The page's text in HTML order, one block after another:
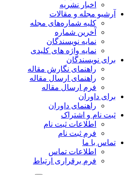
اخبار نشریه
آرشیو مجله و مقالات
کلیه شماره‌های مجله
آخرین شماره
نمایه نویسندگان
نمایه واژه های کلیدی
برای نویسندگان
راهنمای نگارش مقاله
راهنمای ارسال مقاله
فرم ارسال مقاله
برای داوران
راهنمای داوران
ثبت نام و اشتراک
اطلاعات ثبت نام
فرم ثبت نام
تماس با ما
اطلاعات تماس
فرم برقراری ارتباط